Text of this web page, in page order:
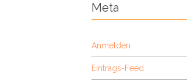
Meta
Anmelden
Eintrags-Feed